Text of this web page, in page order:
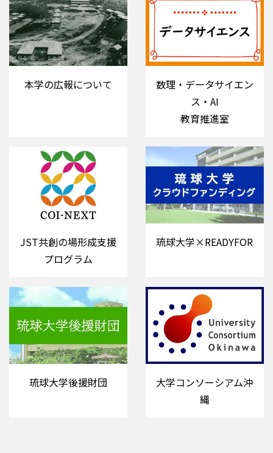
本学の広報について
数理・データサイエン
ス・AI
教育推進室
JST共創の場形成支援
プログラム
琉球大学×READYFOR
琉球大学後援財団
大学コンソーシアム沖
縄